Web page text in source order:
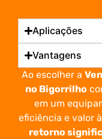
Aplicações
Vantagens
Ao escolher a
no Bigorrilho
em um
eficiência e valor
retorno